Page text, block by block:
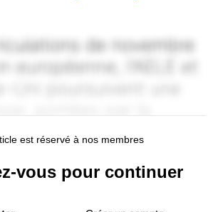
est réservé à nos membres
vous pour continuer